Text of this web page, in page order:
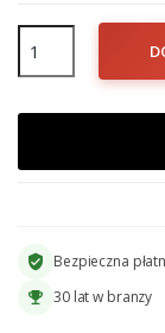
verified_user Bezpieczna
emoji_events 30 lat w branzy